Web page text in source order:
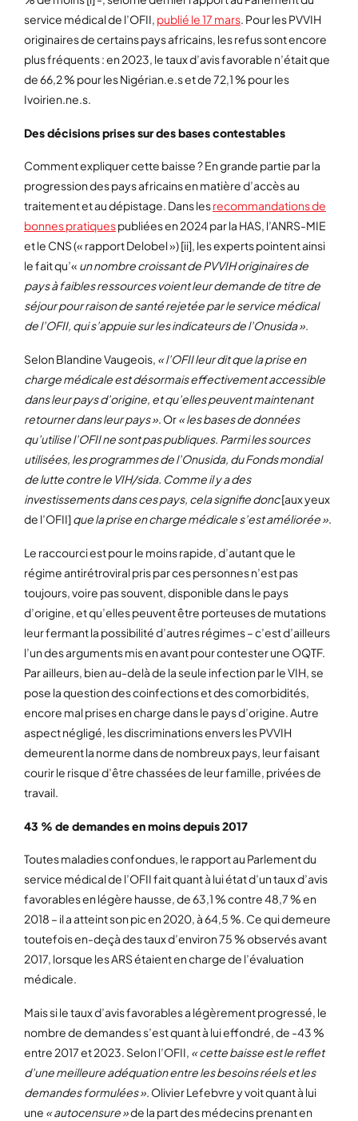
service médical de l’OFII, publié le 17 mars. Pour les PVVIH
originaires de certains pays africains, les refus sont encore
plus fréquents : en 2023, le taux d’avis favorable n’était que
de 66,2 % pour les Nigérian.e.s et de 72,1 % pour les
Ivoirien.ne.s.
Des décisions prises sur des bases contestables
Comment expliquer cette baisse ? En grande partie par la
progression des pays africains en matière d’accès au
traitement et au dépistage. Dans lesrecommandations de
bonnes pratiquespubliées en 2024 par la HAS, l’ANRS-MIE
et le CNS (« rapport Delobel ») [ii], les experts pointent ainsi
le fait qu’« un nombre croissant de PVVIH originaires de
pays à faibles ressources voient leur demande de titre de
séjour pour raison de santé rejetée par le service médical
de l’OFII, qui s’appuie sur les indicateurs de l’Onusida ».
Selon Blandine Vaugeois, « l’OFII leur dit que la prise en
charge médicale est désormais effectivement accessible
dans leur pays d’origine, et qu’elles peuvent maintenant
retourner dans leur pays ». Or« les bases de données
qu’utilise l’OFII ne sont pas publiques. Parmi les sources
utilisées, les programmes de l’Onusida, du Fonds mondial
de lutte contre le VIH/sida. Comme il y a des
investissements dans ces pays, cela signifie donc[aux yeux
de l’OFII]que la prise en charge médicale s’est améliorée ».
Le raccourci est pour le moins rapide, d’autant que le
régime antirétroviral pris par ces personnes n’est pas
toujours, voire pas souvent, disponible dans le pays
d’origine, et qu’elles peuvent être porteuses de mutations
leur fermant la possibilité d’autres régimes – c’est d’ailleurs
l’un des arguments mis en avant pour contester une OQTF.
Par ailleurs, bien au-delà de la seule infection par le VIH, se
pose la question des coinfections et des comorbidités,
encore mal prises en charge dans le pays d’origine. Autre
aspect négligé, les discriminations envers les PVVIH
demeurent la norme dans de nombreux pays, leur faisant
courir le risque d’être chassées de leur famille, privées de
travail.
43 % de demandes en moins depuis 2017
Toutes maladies confondues, le rapport au Parlement du
service médical de l’OFII fait quant à lui état d’un taux d’avis
favorables en légère hausse, de 63,1 % contre 48,7 % en
2018 – il a atteint son pic en 2020, à 64,5 %. Ce qui demeure
toutefois en-deçà des taux d’environ 75 % observés avant
2017, lorsque les ARS étaient en charge de l’évaluation
médicale.
Mais si le taux d’avis favorables a légèrement progressé, le
nombre de demandes s’est quant à lui effondré, de -43 %
entre 2017 et 2023. Selon l’OFII, « cette baisse est le reflet
d’une meilleure adéquation entre les besoins réels et les
demandes formulées ». Olivier Lefebvre y voit quant à lui
une « autocensure »de la part des médecins prenant en